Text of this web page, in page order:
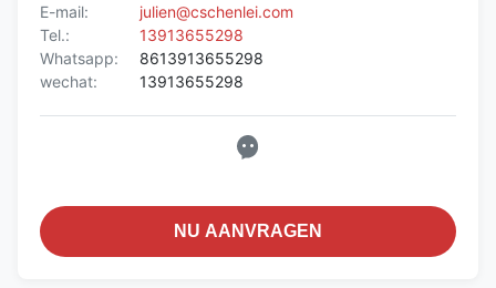
E-mail:
julien@cschenlei.com
Tel.:
13913655298
Whatsapp:
8613913655298
wechat:
13913655298
NU AANVRAGEN